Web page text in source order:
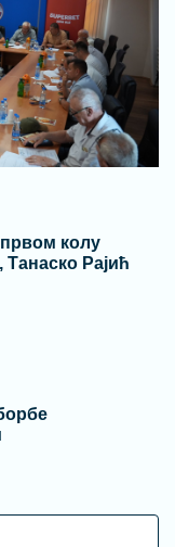
колу
Танаско Рајић